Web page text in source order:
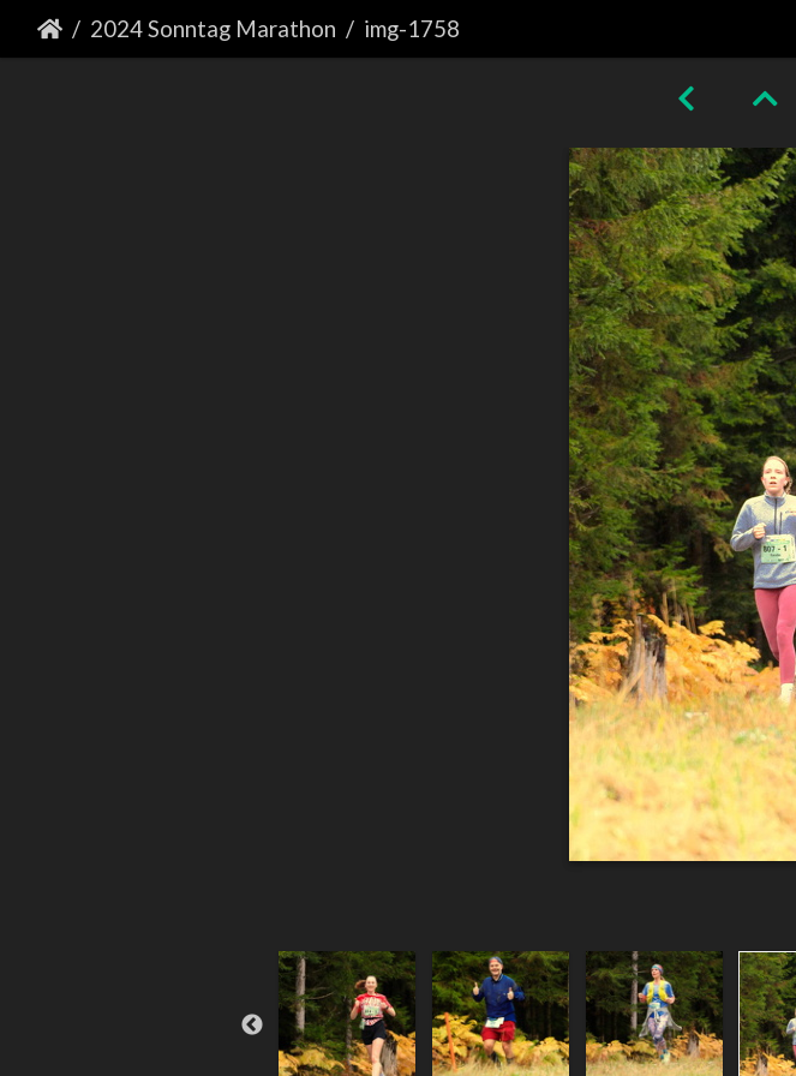
2024 Sonntag Marathon img-1758